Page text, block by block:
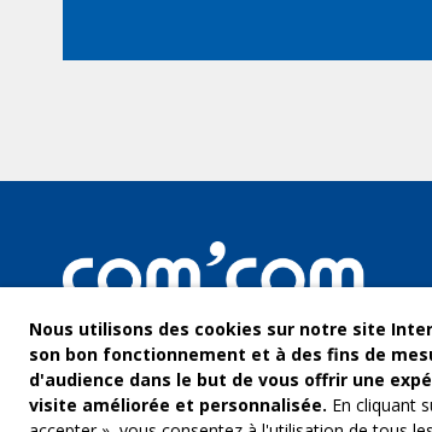
Nous utilisons des cookies sur notre site
son bon fonctionnement et à des fins de
d'audience dans le but de vous offrir une
visite améliorée et personnalisée. En cliquant